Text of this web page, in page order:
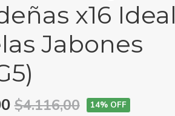
x16 Ideal
Jabones
$4.116,00 14% OFF